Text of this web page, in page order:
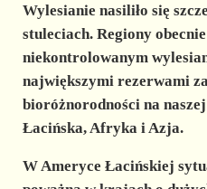
Wylesianie nasiliło się
stuleciach. Regiony
niekontrolowanym
największymi rezerwami
bioróżnorodności na
Łacińska, Afryka i Azja.
W Ameryce Łacińskiej